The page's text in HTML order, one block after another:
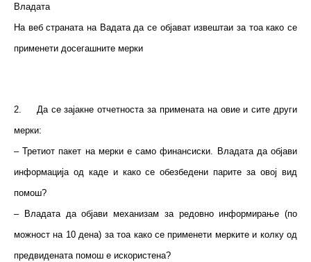
Владата
На веб страната на Вадата да се објават извештаи за тоа како се
применети досегашните мерки
2.
Да се зајакне отчетноста за примената на овие и сите други
мерки:
– Третиот пакет на мерки е само финансиски. Владата да објави
информација од каде и како се обезбедени парите за овој вид
помош?
– Владата да објави механизам за редовно информирање (по
можност на 10 дена) за тоа како се применети мерките и колку од
предвидената помош е искористена?